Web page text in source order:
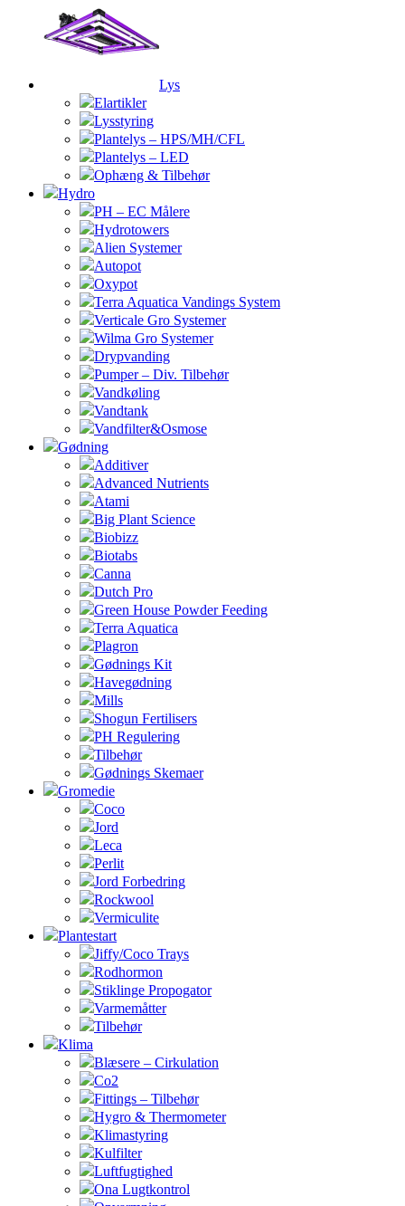
Lys
Elartikler
Lysstyring
Plantelys – HPS/MH/CFL
Plantelys – LED
Ophæng & Tilbehør
Hydro
PH – EC Målere
Hydrotowers
Alien Systemer
Autopot
Oxypot
Terra Aquatica Vandings System
Verticale Gro Systemer
Wilma Gro Systemer
Drypvanding
Pumper – Div. Tilbehør
Vandkøling
Vandtank
Vandfilter&Osmose
Gødning
Additiver
Advanced Nutrients
Atami
Big Plant Science
Biobizz
Biotabs
Canna
Dutch Pro
Green House Powder Feeding
Terra Aquatica
Plagron
Gødnings Kit
Havegødning
Mills
Shogun Fertilisers
PH Regulering
Tilbehør
Gødnings Skemaer
Gromedie
Coco
Jord
Leca
Perlit
Jord Forbedring
Rockwool
Vermiculite
Plantestart
Jiffy/Coco Trays
Rodhormon
Stiklinge Propogator
Varmemåtter
Tilbehør
Klima
Blæsere – Cirkulation
Co2
Fittings – Tilbehør
Hygro & Thermometer
Klimastyring
Kulfilter
Luftfugtighed
Ona Lugtkontrol